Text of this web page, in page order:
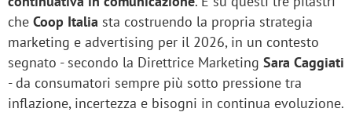
che Coop Italia sta costruendo la propria strategia
marketing e advertising per il 2026, in un contesto
segnato - secondo la Direttrice Marketing Sara Caggiati
- da consumatori sempre più sotto pressione tra
inflazione, incertezza e bisogni in continua evoluzione.